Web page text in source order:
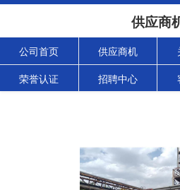
供应商
公司首页 供应商机
荣誉认证 招聘中心